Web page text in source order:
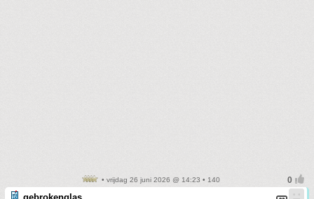
• vrijdag 26 juni 2026 @ 14:23 • 140